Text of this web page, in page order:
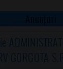
Anunțuri
GORGOTA